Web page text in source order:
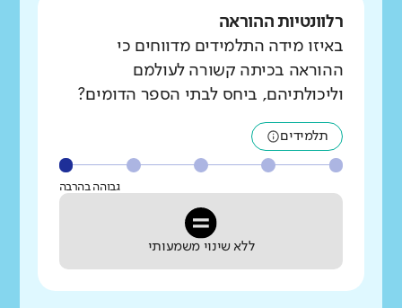
רלוונטיות ההוראה
באיזו מידה התלמידים מדווחים כי
ההוראה בכיתה קשורה לעולמם
וליכולתיהם, ביחס לבתי הספר הדומים?
תלמידים
גבוהה בהרבה
ללא שינוי משמעותי